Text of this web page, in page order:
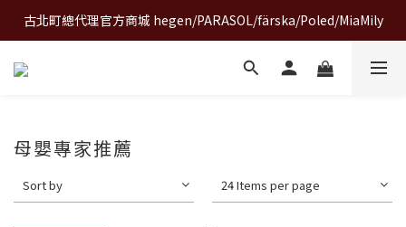
A World of Wonder 奇想世界特展｜套票熱賣中
古北町總代理官方商城 hegen/PARASOL/färska/Poled/MiaMily
A World of Wonder 奇想世界特展｜套票熱賣中
母嬰專家推薦
Sort by 24 Items per page